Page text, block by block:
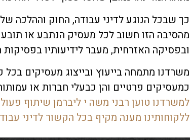
המון שאלות
תהיות ולבטים ומעט מאוד תשובות
במשרדנו תקבלו ליווי של טוען רבני משה י
שילווה אתכם יד ביד בכל ההתלבטויות,
כך שבכל הנוגע לדיני עבודה, החוק וההלכה
מהסיבה הזו חשוב לכל מעסיק הנתבע או תובע
ובפסיקה האזרחית, מעבר לידיעותיו
משרדנו מתמחה בייעוץ ובייצוג מעסיקים
כמעסיקים פרטיים והן כבעלי חברות או
למשרדנו טוען רבני משה י ליברמן שיתוף
ללקוחותינו מענה מקיף בכל הקשור לדיני